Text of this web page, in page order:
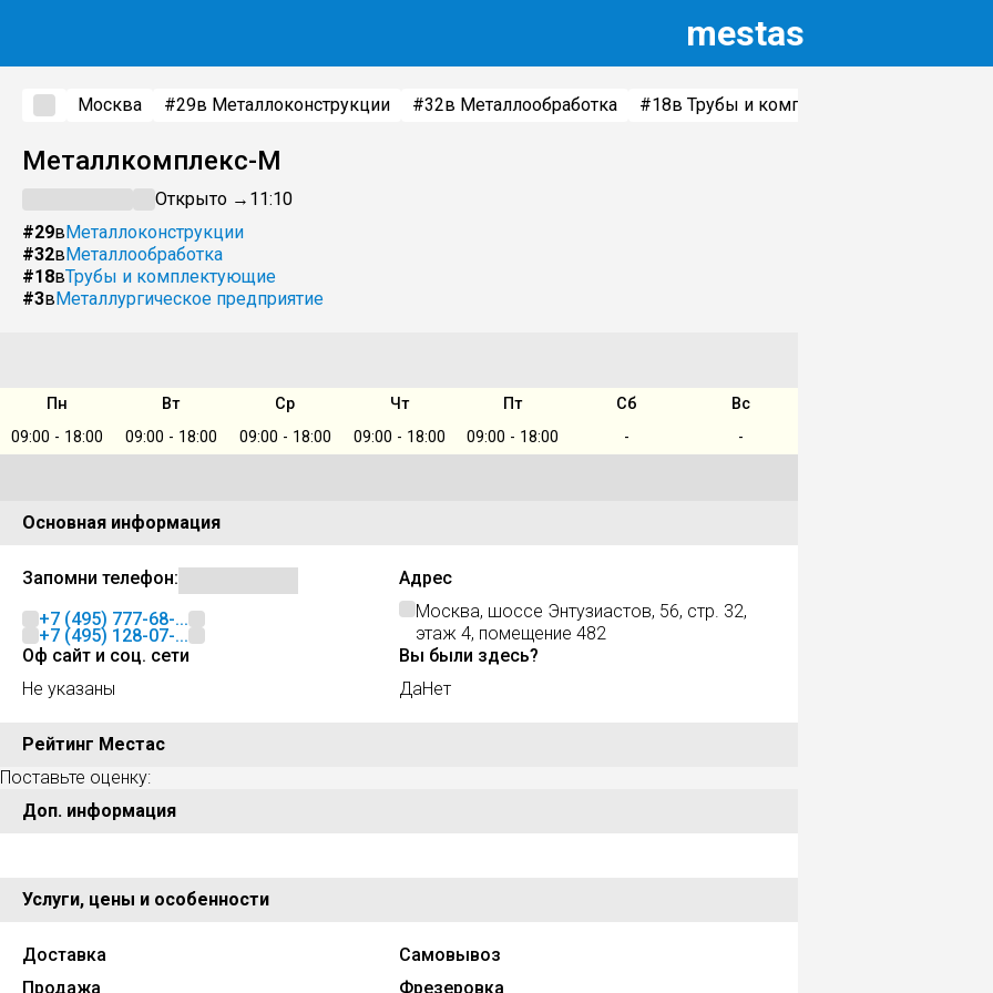
mestas
Москва #29в Металлоконструкции #32в Металлообработка #18в Трубы и комплектующие
Металлкомплекс-М
Открыто → 11:10
#29вМеталлоконструкции
#32вМеталлообработка
#18вТрубы и комплектующие
#3вМеталлургическое предприятие
Пн Вт Ср Чт Пт Сб
Вс
09:00 - 18:00
09:00 - 18:00 09:00 - 18:00 09:00 - 18:00 09:00 - 18:00 - -
Основная информация
Запомни телефон:
+7 (495) 777-68-...
+7 (495) 128-07-...
Адрес
Москва, шоссе Энтузиастов, 56, стр. 32,
этаж 4, помещение 482
Оф сайт и соц. сети
Не указаны
Вы были здесь?
ДаНет
Рейтинг Местас
Поставьте оценку:
Доп. информация
Услуги, цены и особенности
Доставка
Самовывоз
Продажа
Фрезеровка